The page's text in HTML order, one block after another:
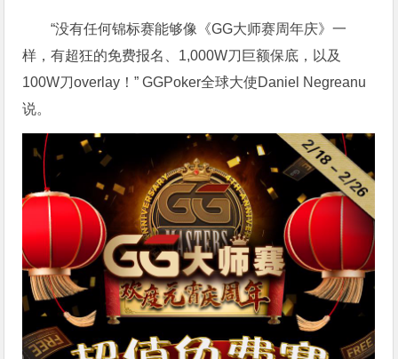
“没有任何锦标赛能够像《GG大师赛周年庆》一
样，有超狂的免费报名、1,000W刀巨额保底，以及
100W刀overlay！” GGPoker全球大使Daniel Negreanu
说。